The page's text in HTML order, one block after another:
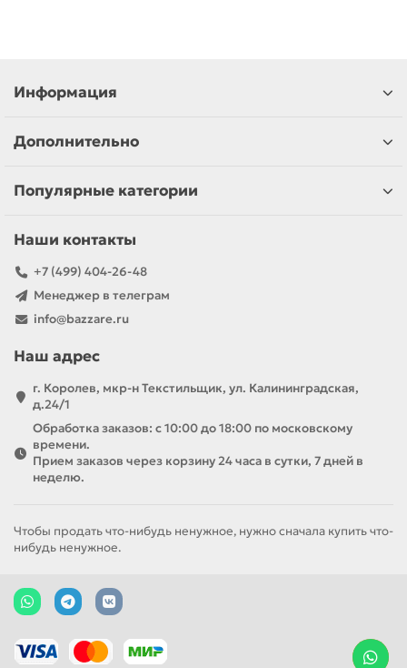
Информация
Дополнительно
Популярные категории
Наши контакты
+7 (499) 404-26-48
Менеджер в телеграм
info@bazzare.ru
Наш адрес
г. Королев, мкр-н Текстильщик, ул. Калининградская,
д.24/1
Обработка заказов: с 10:00 до 18:00 по московскому
времени.
Прием заказов через корзину 24 часа в сутки, 7 дней в
неделю.
Чтобы продать что-нибудь ненужное, нужно сначала купить что-
нибудь ненужное.